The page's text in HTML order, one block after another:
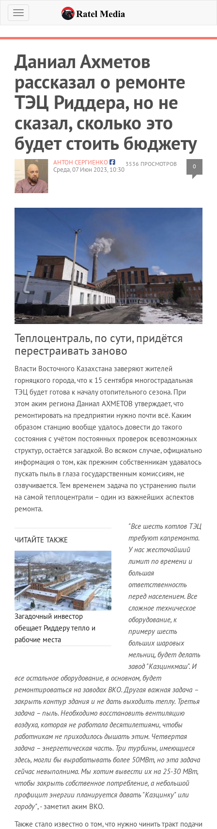
Меню
Даниал Ахметов
рассказал о ремонте
ТЭЦ Риддера, но не
сказал, сколько это
будет стоить бюджету
3536 ПРОСМОТРОВ 0
АНТОН СЕРГИЕНКО
Среда, 07 Июн 2023, 10:30
Теплоцентраль, по сути, придётся
перестраивать заново
Власти Восточного Казахстана заверяют жителей
горняцкого города, что к 15 сентября многострадальная
ТЭЦ будет готова к началу отопительного сезона. При
этом аким региона Даниал АХМЕТОВ утверждает, что
ремонтировать на предприятии нужно почти всё. Каким
образом станцию вообще удалось довести до такого
состояния с учётом постоянных проверок всевозможных
структур, остаётся загадкой. Во всяком случае, официально
информация о том, как прежним собственникам удавалось
пускать пыль в глаза государственным комиссиям, не
озвучивается. Тем временем задача по устранению пыли
на самой теплоцентрали – один из важнейших аспектов
ремонта.
ЧИТАЙТЕ ТАКЖЕ
Загадочный инвестор
обещает Риддеру тепло и
рабочие места
"Все шесть котлов ТЭЦ
требуют капремонта.
У нас жесточайший
лимит по времени и
большая
ответственность
перед населением. Все
сложное техническое
оборудование, к
примеру шесть
больших шаровых
мельниц, будет делать
завод "Казцинкмаш". И
все остальное оборудование, в основном, будет
ремонтироваться на заводах ВКО. Другая важная задача –
закрыть контур здания и не дать выходить теплу. Третья
задача – пыль. Необходимо восстановить вентиляцию
воздуха, которая не работала десятилетиями, чтобы
работникам не приходилось дышать этим. Четвертая
задача – энергетическая часть. Три турбины, имеющиеся
здесь, могли бы вырабатывать более 50МВт, но эта задача
сейчас невыполнима. Мы хотим вывести их на 25-30 МВт,
чтобы закрыть собственное потребление, а небольшой
профицит энергии планируется давать "Казцинку" или
городу", - заметил аким ВКО.
Также стало известно о том, что нужно чинить тракт подачи